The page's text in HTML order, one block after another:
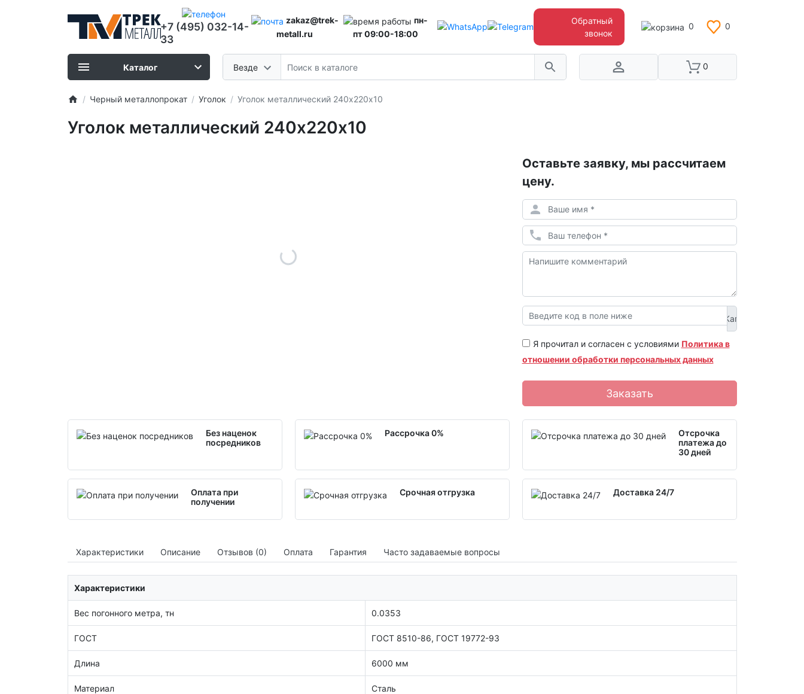
0 0
+7 (495) 032-14-
33
zakaz@trek-
metall.ru
пн-
пт 09:00-18:00
Обратный
звонок
Везде 0
Каталог
Черный металлопрокат Уголок Уголок металлический 240х220х10
Уголок металлический 240х220х10
Оставьте заявку, мы рассчитаем
цену.
Я прочитал и согласен с условиями Политика в
отношении обработки персональных данных
Заказать
Без наценок
посредников
Рассрочка 0%
Отсрочка
платежа до
30 дней
Оплата при
получении
Срочная отгрузка Доставка 24/7
Характеристики Описание Отзывов (0) Оплата Гарантия Часто задаваемые вопросы
Характеристики
Вес погонного метра, тн 0.0353
ГОСТ ГОСТ 8510-86, ГОСТ 19772-93
Длина 6000 мм
Материал Сталь